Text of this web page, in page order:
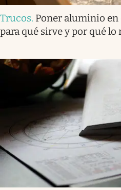
Trucos. Poner aluminio en
para qué sirve y por qué